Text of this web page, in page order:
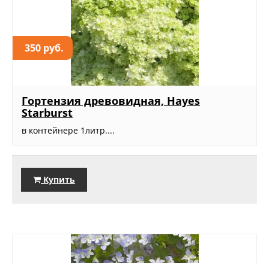
350 руб.
Гортензия древовидная, Hayes
Starburst
в контейнере 1литр....
Купить